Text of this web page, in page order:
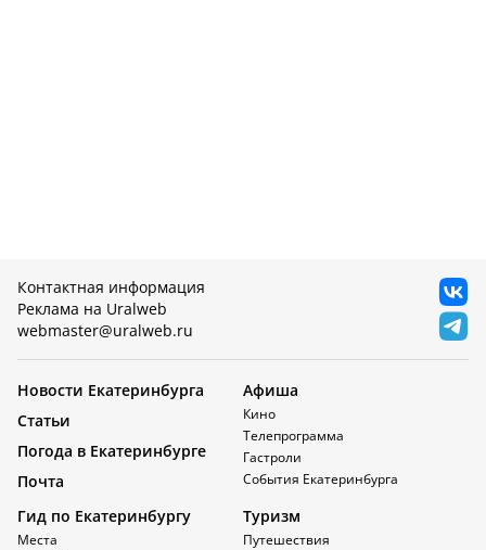
Контактная информация
Реклама на Uralweb
webmaster@uralweb.ru
Новости Екатеринбурга
Статьи
Погода в Екатеринбурге
Почта
Афиша
Кино
Телепрограмма
Гастроли
События Екатеринбурга
Гид по Екатеринбургу
Места
Туризм
Путешествия